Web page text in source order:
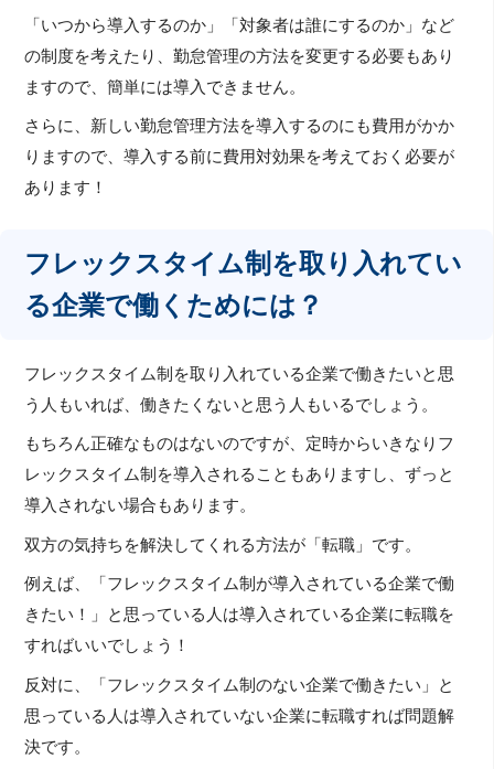
「いつから導入するのか」「対象者は誰にするのか」など
の制度を考えたり、勤怠管理の方法を変更する必要もあり
ますので、簡単には導入できません。
さらに、新しい勤怠管理方法を導入するのにも費用がかか
りますので、導入する前に費用対効果を考えておく必要が
あります！
フレックスタイム制を取り入れてい
る企業で働くためには？
フレックスタイム制を取り入れている企業で働きたいと思
う人もいれば、働きたくないと思う人もいるでしょう。
もちろん正確なものはないのですが、定時からいきなりフ
レックスタイム制を導入されることもありますし、ずっと
導入されない場合もあります。
双方の気持ちを解決してくれる方法が「転職」です。
例えば、「フレックスタイム制が導入されている企業で働
きたい！」と思っている人は導入されている企業に転職を
すればいいでしょう！
反対に、「フレックスタイム制のない企業で働きたい」と
思っている人は導入されていない企業に転職すれば問題解
決です。